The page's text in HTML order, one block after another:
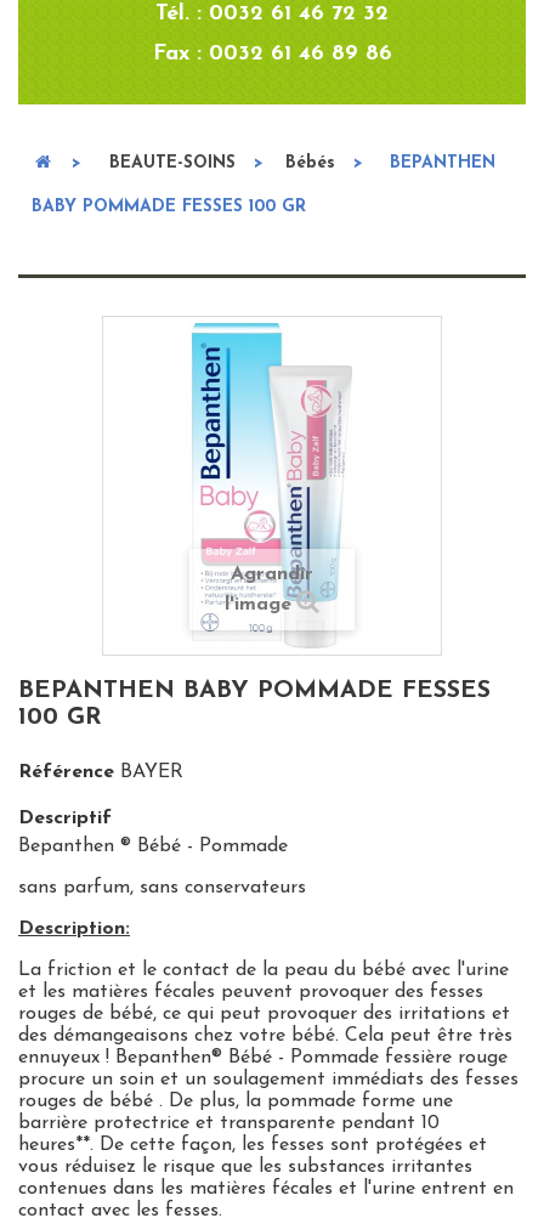
Tél. : 0032 61 46 72 32
Fax : 0032 61 46 89 86
> BEAUTE-SOINS > Bébés > BEPANTHEN
BABY POMMADE FESSES 100 GR
Agrandir
l'image
BEPANTHEN BABY POMMADE FESSES
100 GR
Référence BAYER
Descriptif
Bepanthen ® Bébé - Pommade
sans parfum, sans conservateurs
Description:
La friction et le contact de la peau du bébé avec l'urine
et les matières fécales peuvent provoquer des fesses
rouges de bébé, ce qui peut provoquer des irritations et
des démangeaisons chez votre bébé. Cela peut être très
ennuyeux ! Bepanthen® Bébé - Pommade fessière rouge
procure un soin et un soulagement immédiats des fesses
rouges de bébé . De plus, la pommade forme une
barrière protectrice et transparente pendant 10
heures**. De cette façon, les fesses sont protégées et
vous réduisez le risque que les substances irritantes
contenues dans les matières fécales et l'urine entrent en
contact avec les fesses.